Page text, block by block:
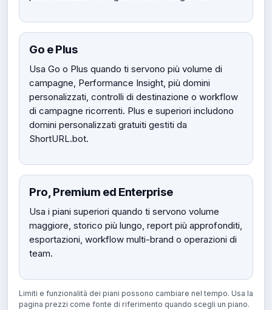
Go e Plus
Usa Go o Plus quando ti servono più volume di
campagne, Performance Insight, più domini
personalizzati, controlli di destinazione o workflow
di campagne ricorrenti. Plus e superiori includono
domini personalizzati gratuiti gestiti da
ShortURL.bot.
Pro, Premium ed Enterprise
Usa i piani superiori quando ti servono volume
maggiore, storico più lungo, report più approfonditi,
esportazioni, workflow multi-brand o operazioni di
team.
Limiti e funzionalità dei piani possono cambiare nel tempo. Usa la
pagina prezzi come fonte di riferimento quando scegli un piano.